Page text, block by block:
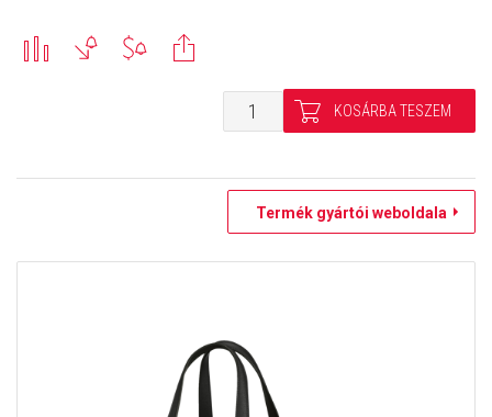
Termék gyártói weboldala